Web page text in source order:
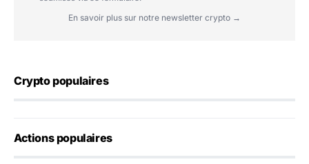
En savoir plus sur notre newsletter crypto →
Crypto populaires
Actions populaires